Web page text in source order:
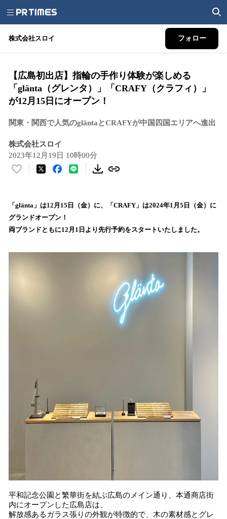
株式会社スロイ フォロー
【広島初出店】指輪の手作り体験が楽しめる
「glänta（グレンタ）」「CRAFY（クラフィ）」
が12月15日にオープン！
関東・関西で人気のgläntaとCRAFYが中国四国エリアへ進出
株式会社スロイ
2023年12月19日 10時00分
い
！
数
を
「glänta」は12月15日（金）に、「CRAFY」は2024年1月5日（金）に
グランドオープン！
両ブランドともに12月1日より先行予約をスタートいたしました。
平和記念公園と繁華街を結ぶ広島のメイン通り、本通商店街
内にオープンした広島店は、
解放感あるガラス張りの外観が特徴的で、木の素材感とグレ